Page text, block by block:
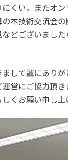
くい，またオン
本技術交流会
どございまし
して誠にありが
営にご協力頂
くお願い申し上